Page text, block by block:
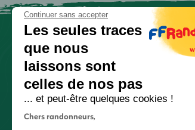
Continuer sans accepter
Les seules traces
que nous
laissons sont
celles de nos pas
... et peut-être quelques cookies !
Chers randonneurs,